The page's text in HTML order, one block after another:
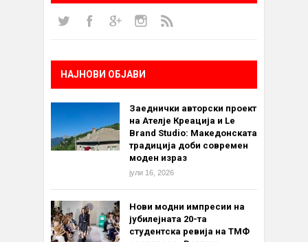
НАЈНОВИ ОБЈАВИ
Заеднички авторски проект
на Ателје Креација и Le
Brand Studio: Македонската
традиција доби современ
моден израз
јули 16, 2026
Нови модни импресии на
јубилејната 20-та
студентска ревија на ТМФ